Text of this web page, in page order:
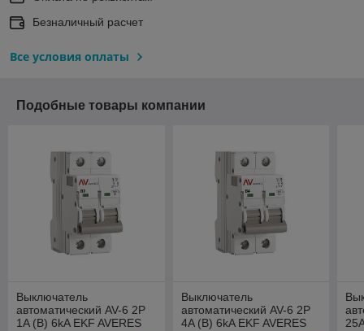
Безналичный расчет
Все условия оплаты
Подобные товары компании
Выключатель
автоматический AV-6 2P
1A (B) 6kA EKF AVERES
Выключатель
автоматический AV-6 2P
4A (B) 6kA EKF AVERES